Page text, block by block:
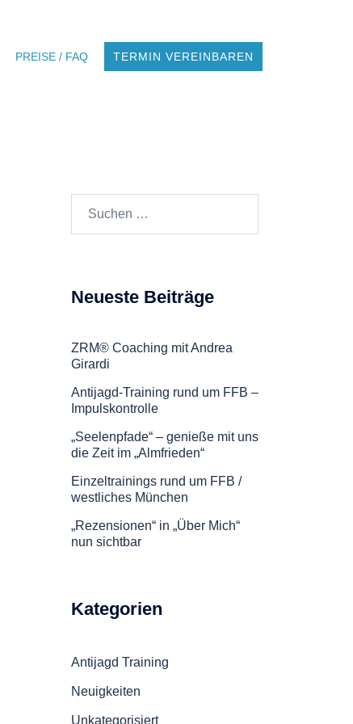
PREISE / FAQ TERMIN VEREINBAREN
Neueste Beiträge
ZRM® Coaching mit Andrea
Girardi
Antijagd-Training rund um FFB –
Impulskontrolle
„Seelenpfade“ – genieße mit uns
die Zeit im „Almfrieden“
Einzeltrainings rund um FFB /
westliches München
„Rezensionen“ in „Über Mich“
nun sichtbar
Kategorien
Antijagd Training
Neuigkeiten
Unkategorisiert